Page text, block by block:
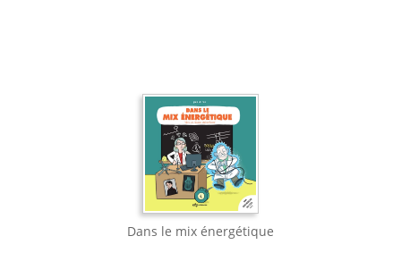
Dans le mix énergétique